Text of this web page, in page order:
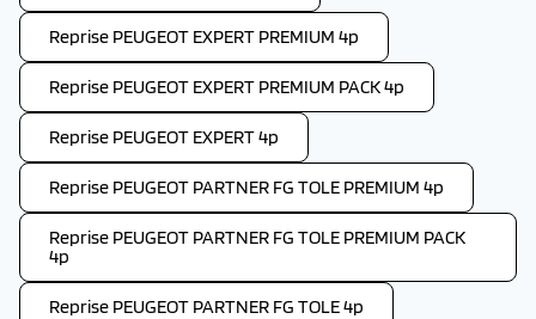
Reprise PEUGEOT EXPERT PREMIUM 4p
Reprise PEUGEOT EXPERT PREMIUM PACK 4p
Reprise PEUGEOT EXPERT 4p
Reprise PEUGEOT PARTNER FG TOLE PREMIUM 4p
Reprise PEUGEOT PARTNER FG TOLE PREMIUM PACK
4p
Reprise PEUGEOT PARTNER FG TOLE 4p